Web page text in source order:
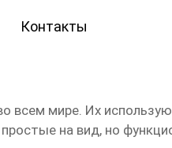
Контакты
всем мире. Их
на вид, но